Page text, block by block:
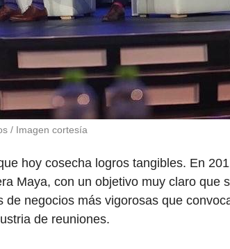
/ Imagen cortesía
hoy cosecha logros tangibles. En
Maya, con un objetivo muy claro que
negocios más vigorosas que
de reuniones.